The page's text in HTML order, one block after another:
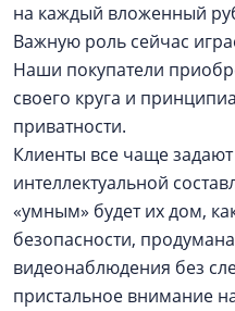
на каждый вложенный
Важную роль сейчас
Наши покупатели
своего круга и
приватности.
Клиенты все чаще
интеллектуальной
«умным» будет их дом,
безопасности,
видеонаблюдения без
пристальное внимание